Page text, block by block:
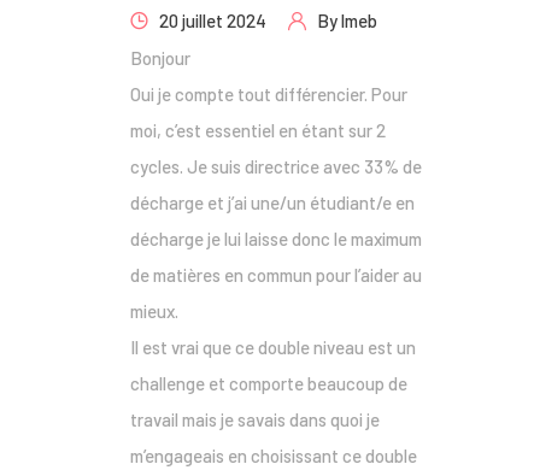
20 juillet 2024 Bylmeb
Bonjour
Oui je compte tout différencier. Pour
moi, c’est essentiel en étant sur 2
cycles. Je suis directrice avec 33% de
décharge et j’ai une/un étudiant/e en
décharge je lui laisse donc le maximum
de matières en commun pour l’aider au
mieux.
Il est vrai que ce double niveau est un
challenge et comporte beaucoup de
travail mais je savais dans quoi je
m’engageais en choisissant ce double